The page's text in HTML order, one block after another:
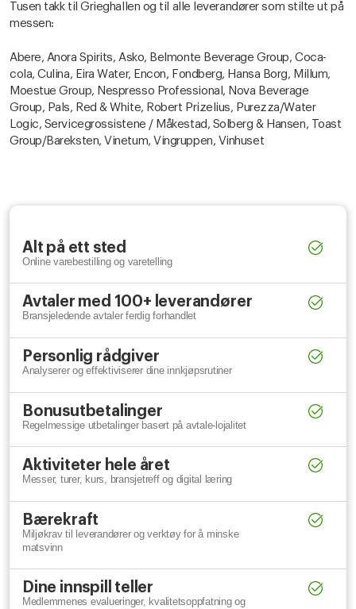
Tusen takk til Grieghallen og til alle leverandører som stilte ut på
messen:
Abere, Anora Spirits, Asko, Belmonte Beverage Group, Coca-
cola, Culina, Eira Water, Encon, Fondberg, Hansa Borg, Millum,
Moestue Group, Nespresso Professional, Nova Beverage
Group, Pals, Red & White, Robert Prizelius, Purezza/Water
Logic, Servicegrossistene / Måkestad, Solberg & Hansen, Toast
Group/Bareksten, Vinetum, Vingruppen, Vinhuset
Alt på ett sted
Online varebestilling og varetelling
Avtaler med 100+ leverandører
Bransjeledende avtaler ferdig forhandlet
Personlig rådgiver
Analyserer og effektiviserer dine innkjøpsrutiner
Bonusutbetalinger
Regelmessige utbetalinger basert på avtale-lojalitet
Aktiviteter hele året
Messer, turer, kurs, bransjetreff og digital læring
Bærekraft
Miljøkrav til leverandører og verktøy for å minske
matsvinn
Dine innspill teller
Medlemmenes evalueringer, kvalitetsoppfatning og